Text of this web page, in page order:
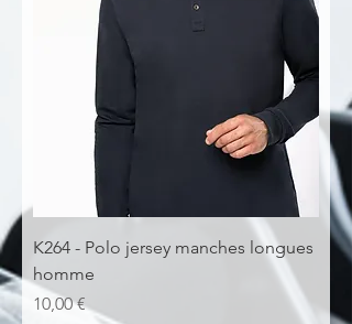
K264 - Polo jersey manches longues
homme
Prix
10,00 €